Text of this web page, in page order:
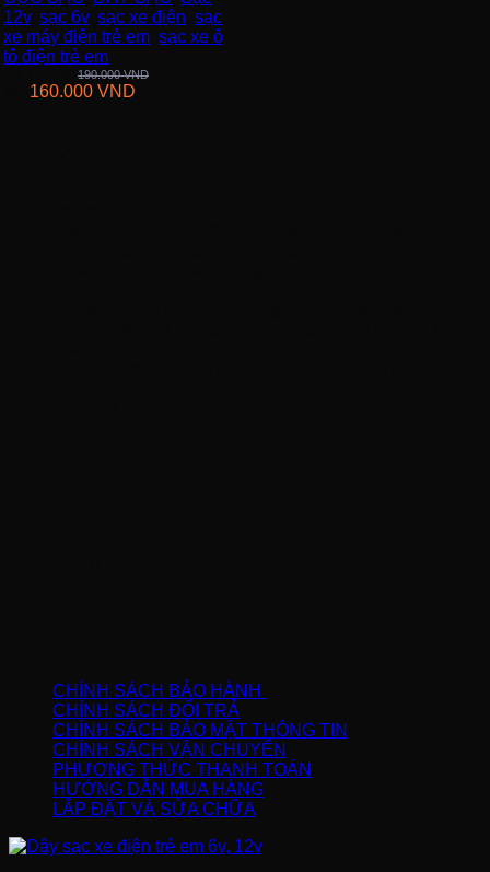
12v, sạc 6v, sạc xe điện sạc
xe máy điện trẻ em sạc xe ô
tô điện trẻ em
190.000VND
160.000 VND
CHÍNH SÁCH BẢO HÀNH
CHÍNH SÁCH ĐỔI TRẢ
CHÍNH SÁCH BẢO MẬT THÔNG TIN
CHÍNH SÁCH VẬN CHUYỂN
PHƯƠNG THỨC THANH TOÁN
HƯỚNG DẪN MUA HÀNG
LẮP ĐẶT VÀ SỬA CHỮA